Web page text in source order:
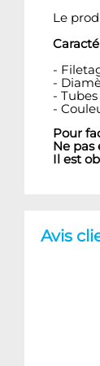
Le
-
-
-
-
Pour
Ne
Il est
Avis